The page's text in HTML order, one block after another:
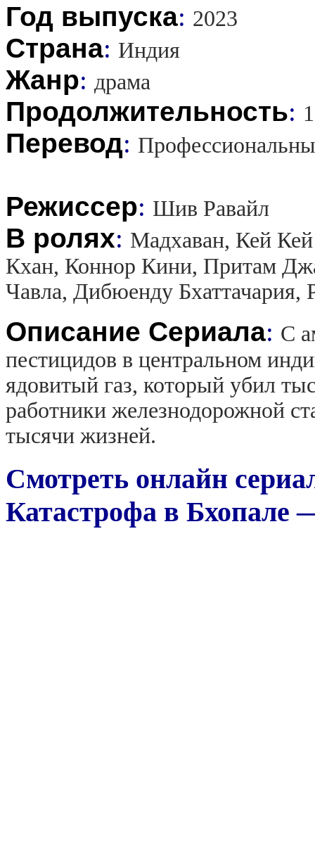
Год выпуска: 2023
Страна: Индия
Жанр: драма
Продолжительность:
Перевод:
Режиссер: Шив Равайл
В ролях: Мадхаван, Кей
Кхан, Коннор Кини, Притам
Чавла, Дибюенду Бхаттачария,
Описание Сериала: С
пестицидов в центральном
ядовитый газ, который убил
работники железнодорожной
тысячи жизней.
Смотреть онлайн
Катастрофа в Бхопале